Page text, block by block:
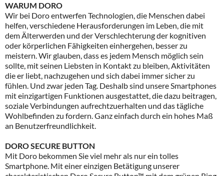
WARUM DORO
Wir bei Doro entwerfen Technologien, die Menschen dabei
helfen, verschiedene Herausforderungen im Leben, die mit
dem Älterwerden und der Verschlechterung der kognitiven
oder körperlichen Fähigkeiten einhergehen, besser zu
meistern. Wir glauben, dass es jedem Mensch möglich sein
sollte, mit seinen Liebsten in Kontakt zu bleiben, Aktivitäten
die er liebt, nachzugehen und sich dabei immer sicher zu
fühlen. Und zwar jeden Tag. Deshalb sind unsere Smartphones
mit einzigartigen Funktionen ausgestattet, die dazu beitragen,
soziale Verbindungen aufrechtzuerhalten und das tägliche
Wohlbefinden zu fordern. Ganz einfach durch ein hohes Maß
an Benutzerfreundlichkeit.
DORO SECURE BUTTON
Mit Doro bekommen Sie viel mehr als nur ein tolles
Smartphone. Mit einer einzigen Betätigung unserer